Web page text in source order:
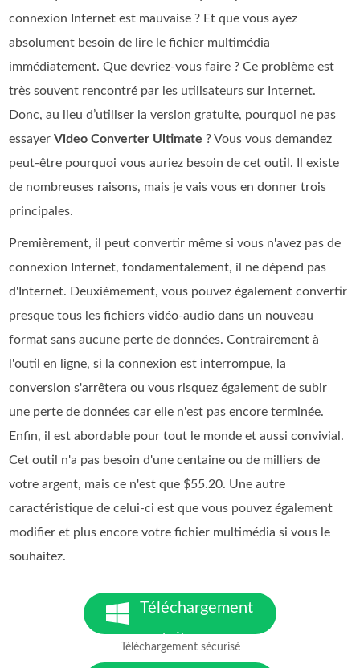
connexion Internet est mauvaise ? Et que vous ayez
absolument besoin de lire le fichier multimédia
immédiatement. Que devriez‑vous faire ? Ce problème est
très souvent rencontré par les utilisateurs sur Internet.
Donc, au lieu d’utiliser la version gratuite, pourquoi ne pas
essayerVideo Converter Ultimate ? Vous vous demandez
peut‑être pourquoi vous auriez besoin de cet outil. Il existe
de nombreuses raisons, mais je vais vous en donner trois
principales.
Premièrement, il peut convertir même si vous n'avez pas de
connexion Internet, fondamentalement, il ne dépend pas
d'Internet. Deuxièmement, vous pouvez également convertir
presque tous les fichiers vidéo-audio dans un nouveau
format sans aucune perte de données. Contrairement à
l'outil en ligne, si la connexion est interrompue, la
conversion s'arrêtera ou vous risquez également de subir
une perte de données car elle n'est pas encore terminée.
Enfin, il est abordable pour tout le monde et aussi convivial.
Cet outil n'a pas besoin d'une centaine ou de milliers de
votre argent, mais ce n'est que $55.20. Une autre
caractéristique de celui-ci est que vous pouvez également
modifier et plus encore votre fichier multimédia si vous le
souhaitez.
Téléchargement
gratuit
pour Windows 7 ou version
Téléchargement sécurisé